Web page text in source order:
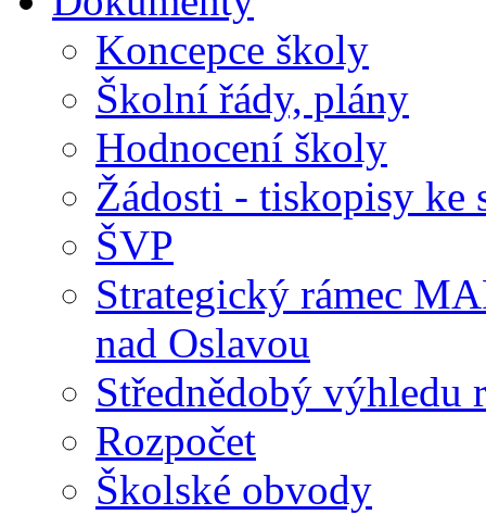
Koncepce školy
Školní řády, plány
Hodnocení školy
Žádosti - tiskopisy ke
ŠVP
Strategický rámec
nad Oslavou
Střednědobý výhledu
Rozpočet
Školské obvody